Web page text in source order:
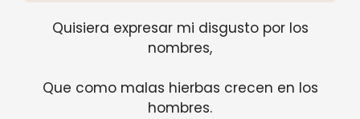
Quisiera expresar mi disgusto por los
nombres,
Que como malas hierbas crecen en los
hombres.